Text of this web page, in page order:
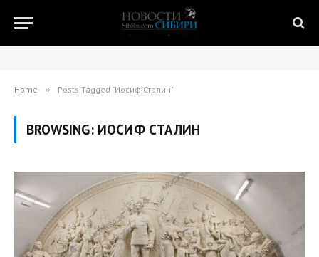
Home » Posts Tagged "Иосиф Сталин"
BROWSING: ИОСИФ СТАЛИН